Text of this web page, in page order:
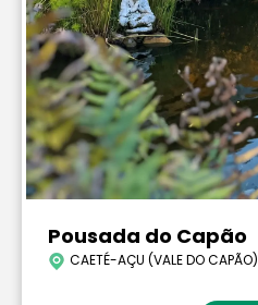
Pousada do Capão
CAETÉ-AÇU (VALE DO CAPÃO)